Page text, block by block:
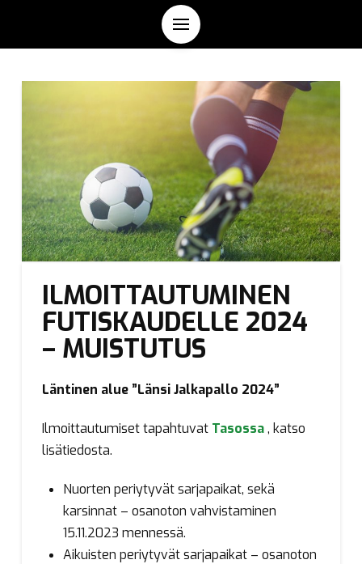
ILMOITTAUTUMINEN
FUTISKAUDELLE 2024
– MUISTUTUS
Läntinen alue ”Länsi Jalkapallo 2024”
Ilmoittautumiset tapahtuvat Tasossa, katso
lisätiedosta.
Nuorten periytyvät sarjapaikat, sekä
karsinnat – osanoton vahvistaminen
15.11.2023 mennessä.
Aikuisten periytyvät sarjapaikat – osanoton